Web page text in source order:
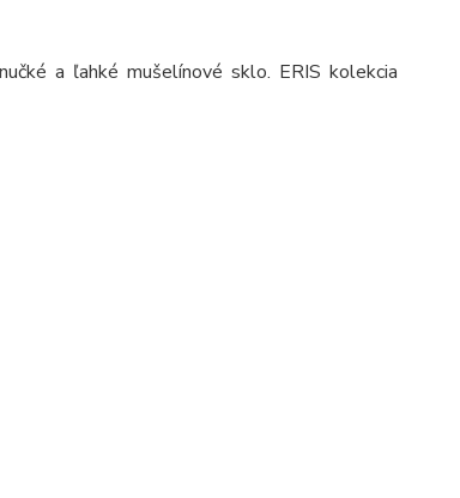
a ľahké mušelínové sklo. ERIS kolekcia